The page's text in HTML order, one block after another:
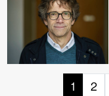
1 2